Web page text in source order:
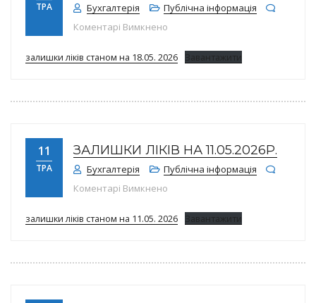
ТРА Бухгалтерія
Публічна інформація
Коментарі Вимкнено
залишки ліків станом на 18.05. 2026 Завантажити
11
ТРА
ЗАЛИШКИ ЛІКІВ НА 11.05.2026Р.
Бухгалтерія
Публічна інформація
Коментарі Вимкнено
залишки ліків станом на 11.05. 2026 Завантажити